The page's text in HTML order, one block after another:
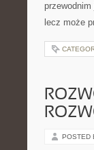
lecz może
POSTED